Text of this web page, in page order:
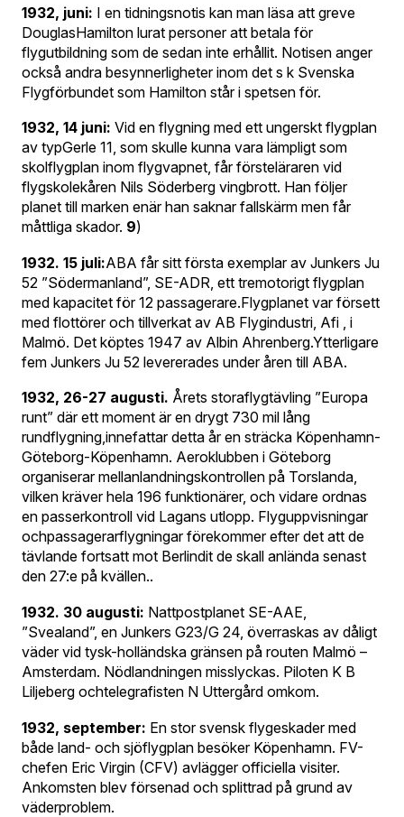
1932, juni: I en tidningsnotis kan man läsa att greve
DouglasHamilton lurat personer att betala för
flygutbildning som de sedan inte erhållit. Notisen anger
också andra besynnerligheter inom det s k Svenska
Flygförbundet som Hamilton står i spetsen för.
1932, 14 juni: Vid en flygning med ett ungerskt flygplan
av typGerle 11, som skulle kunna vara lämpligt som
skolflygplan inom flygvapnet, får försteläraren vid
flygskolekåren Nils Söderberg vingbrott. Han följer
planet till marken enär han saknar fallskärm men får
måttliga skador. 9)
1932. 15 juli:ABA får sitt första exemplar av Junkers Ju
52 ”Södermanland”, SE-ADR, ett tremotorigt flygplan
med kapacitet för 12 passagerare.Flygplanet var försett
med flottörer och tillverkat av AB Flygindustri, Afi , i
Malmö. Det köptes 1947 av Albin Ahrenberg.Ytterligare
fem Junkers Ju 52 levererades under åren till ABA.
1932, 26-27 augusti. Årets storaflygtävling ”Europa
runt” där ett moment är en drygt 730 mil lång
rundflygning,innefattar detta år en sträcka Köpenhamn-
Göteborg-Köpenhamn. Aeroklubben i Göteborg
organiserar mellanlandningskontrollen på Torslanda,
vilken kräver hela 196 funktionärer, och vidare ordnas
en passerkontroll vid Lagans utlopp. Flyguppvisningar
ochpassagerarflygningar förekommer efter det att de
tävlande fortsatt mot Berlindit de skall anlända senast
den 27:e på kvällen..
1932. 30 augusti: Nattpostplanet SE-AAE,
”Svealand”, en Junkers G23/G 24, överraskas av dåligt
väder vid tysk-holländska gränsen på routen Malmö –
Amsterdam. Nödlandningen misslyckas. Piloten K B
Liljeberg ochtelegrafisten N Uttergård omkom.
1932, september: En stor svensk flygeskader med
både land- och sjöflygplan besöker Köpenhamn. FV-
chefen Eric Virgin (CFV) avlägger officiella visiter.
Ankomsten blev försenad och splittrad på grund av
väderproblem.